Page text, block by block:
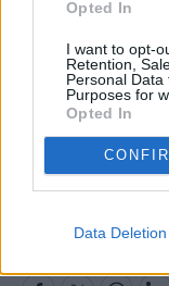
Opted In
I want to opt-
Retention,
Personal
Purposes for
Opted In
Data Deletion
Centric:
της Αθήνας
Bright Sky